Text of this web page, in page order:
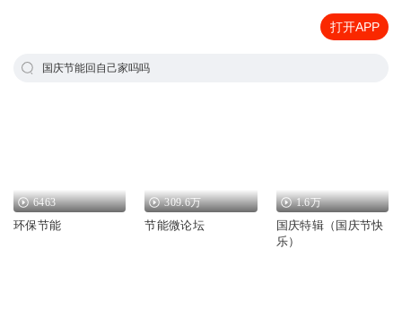
打开APP
国庆节能回自己家吗吗
6463
环保节能
309.6万
节能微论坛
1.6万
国庆特辑（国庆节快
乐）